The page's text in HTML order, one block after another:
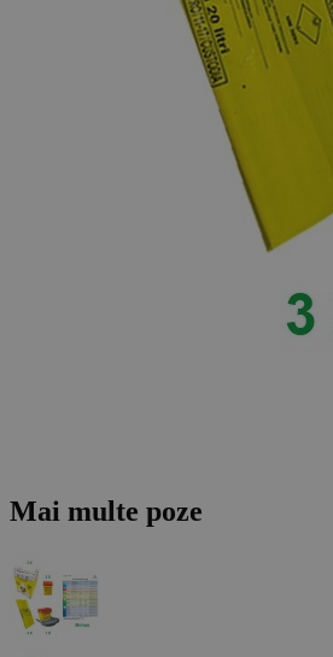
Mai multe poze